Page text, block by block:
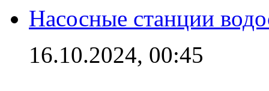
Насосные станции
16.10.2024, 00:45